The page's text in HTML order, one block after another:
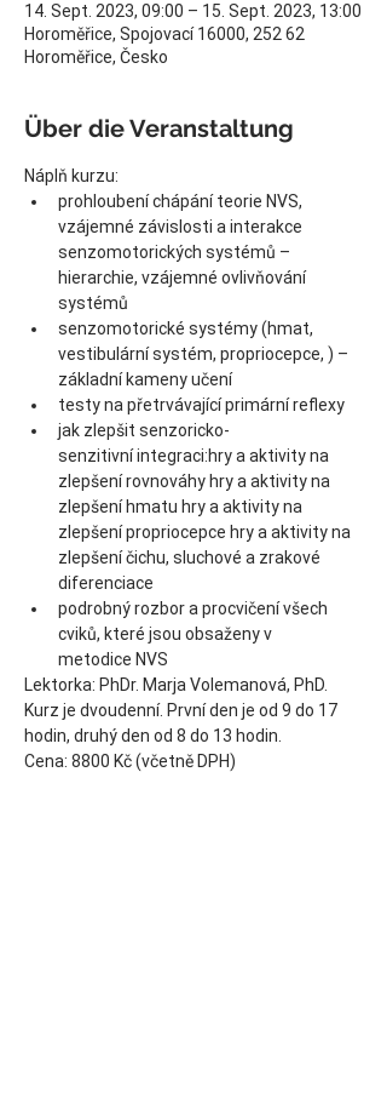
14. Sept. 2023, 09:00 – 15. Sept. 2023, 13:00
Horoměřice, Spojovací 16000, 252 62
Horoměřice, Česko
Über die Veranstaltung
Náplň kurzu:
prohloubení chápání teorie NVS,
vzájemné závislosti a interakce
senzomotorických systémů –
hierarchie, vzájemné ovlivňování
systémů
senzomotorické systémy (hmat,
vestibulární systém, propriocepce, ) –
základní kameny učení
testy na přetrvávající primární reflexy
jak zlepšit senzoricko-
senzitivní integraci:hry a aktivity na
zlepšení rovnováhy hry a aktivity na
zlepšení hmatu hry a aktivity na
zlepšení propriocepce hry a aktivity na
zlepšení čichu, sluchové a zrakové
diferenciace
podrobný rozbor a procvičení všech
cviků, které jsou obsaženy v
metodice NVS
Lektorka: PhDr. Marja Volemanová, PhD.
Kurz je dvoudenní. První den je od 9 do 17
hodin, druhý den od 8 do 13 hodin.
Cena: 8800 Kč (včetně DPH)